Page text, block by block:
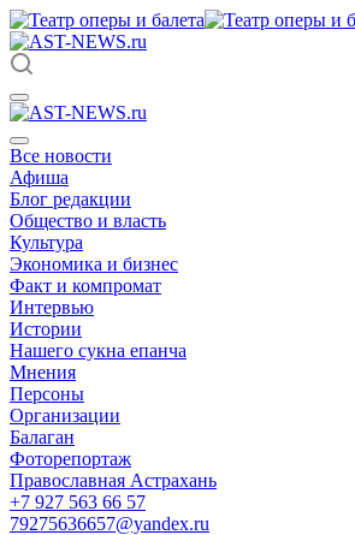
Все новости
Афиша
Блог редакции
Общество и власть
Культура
Экономика и бизнес
Факт и компромат
Интервью
Истории
Нашего сукна епанча
Мнения
Персоны
Организации
Балаган
Фоторепортаж
Православная Астрахань
+7 927 563 66 57
79275636657@yandex.ru